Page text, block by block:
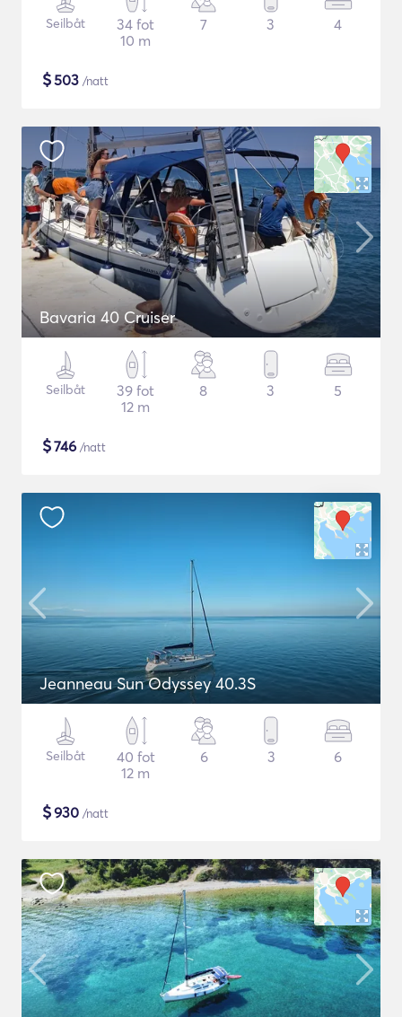
Seilbåt
34 fot
10 m
7 3 4
$503 /natt
Bavaria 40 Cruiser
Seilbåt
39 fot
12 m
8 3 5
$746 /natt
Jeanneau Sun Odyssey 40.3S
Seilbåt
40 fot
12 m
6 3 6
$930 /natt